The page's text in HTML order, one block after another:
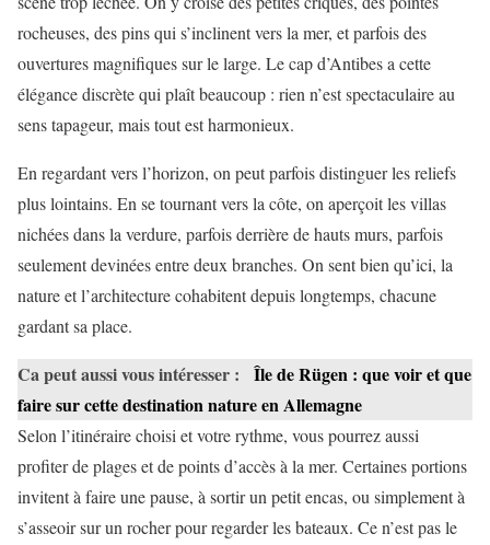
rocheuses, des pins qui s’inclinent vers la mer, et parfois des
ouvertures magnifiques sur le large. Le cap d’Antibes a cette
élégance discrète qui plaît beaucoup : rien n’est spectaculaire au
sens tapageur, mais tout est harmonieux.
En regardant vers l’horizon, on peut parfois distinguer les reliefs
plus lointains. En se tournant vers la côte, on aperçoit les villas
nichées dans la verdure, parfois derrière de hauts murs, parfois
seulement devinées entre deux branches. On sent bien qu’ici, la
nature et l’architecture cohabitent depuis longtemps, chacune
gardant sa place.
Ca peut aussi vous intéresser :
Île de Rügen : que voir et que
faire sur cette destination nature en Allemagne
Selon l’itinéraire choisi et votre rythme, vous pourrez aussi
profiter de plages et de points d’accès à la mer. Certaines portions
invitent à faire une pause, à sortir un petit encas, ou simplement à
s’asseoir sur un rocher pour regarder les bateaux. Ce n’est pas le